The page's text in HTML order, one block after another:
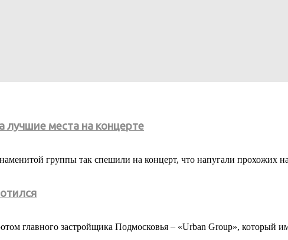
лучшие места на концерте
группы так спешили на концерт, что напугали прохожих
главного застройщика Подмосковья – «Urban Group», который